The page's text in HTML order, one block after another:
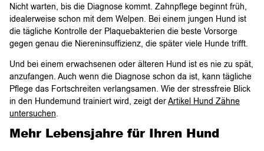
Nicht warten, bis die Diagnose kommt. Zahnpflege beginnt früh,
idealerweise schon mit dem Welpen. Bei einem jungen Hund ist
die tägliche Kontrolle der Plaquebakterien die beste Vorsorge
gegen genau die Niereninsuffizienz, die später viele Hunde trifft.
Und bei einem erwachsenen oder älteren Hund ist es nie zu spät,
anzufangen. Auch wenn die Diagnose schon da ist, kann tägliche
Pflege das Fortschreiten verlangsamen. Wie der stressfreie Blick
in den Hundemund trainiert wird, zeigt derArtikel Hund Zähne
untersuchen.
Mehr Lebensjahre für Ihren Hund